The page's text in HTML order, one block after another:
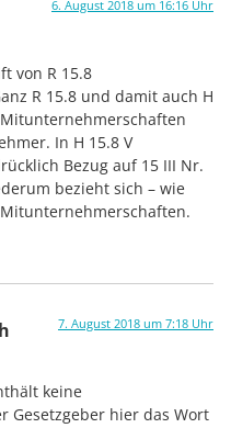
6. August 2018 um 16:16 Uhr
von R 15.8
R 15.8 und damit auch H
In H 15.8 V
Bezug auf 15 III Nr.
bezieht sich – wie
7. August 2018 um 7:18 Uhr
keine
Gesetzgeber hier das Wort